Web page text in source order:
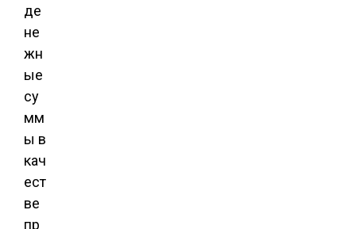
де
не
жн
ые
су
мм
ы в
кач
ест
ве
пр